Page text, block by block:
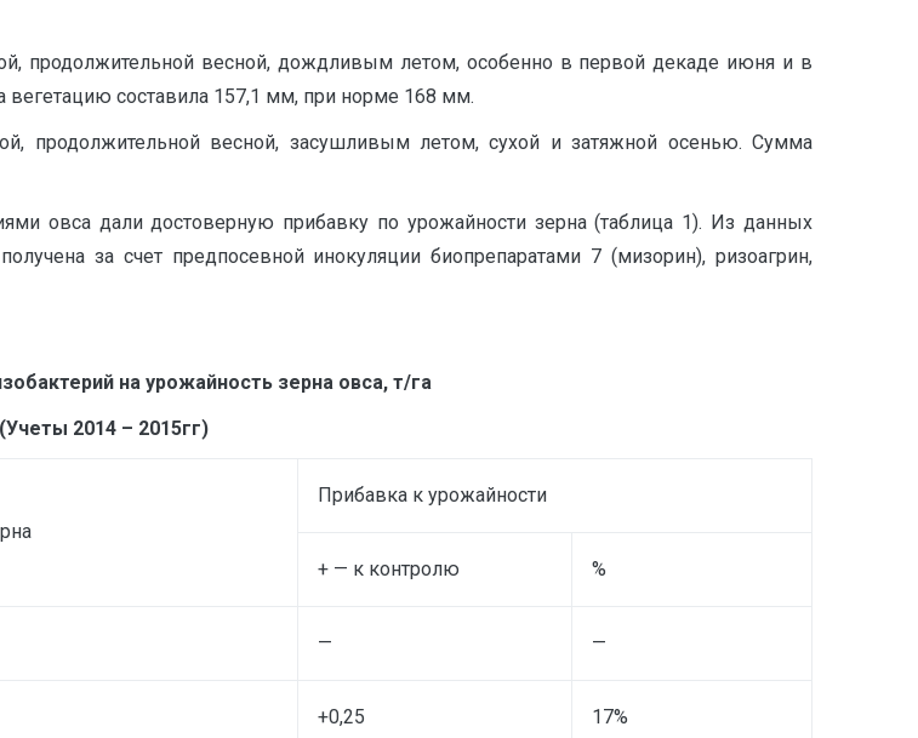
продолжительной весной, дождливым летом, особенно в первой декаде июня и в
вегетацию составила 157,1 мм, при норме 168 мм.
продолжительной весной, засушливым летом, сухой и затяжной осенью. Сумма
овса дали достоверную прибавку по урожайности зерна (таблица 1). Из данных
за счет предпосевной инокуляции биопрепаратами 7 (мизорин), ризоагрин,
на урожайность зерна овса, т/га
(Учеты 2014 – 2015гг)
Прибавка к урожайности
+ — к контролю %
— —
+0,25 17%